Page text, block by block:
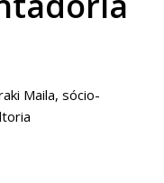
Maila, sócio-